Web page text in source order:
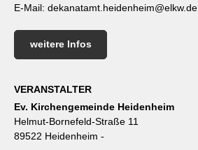
E-Mail: dekanatamt.heidenheim@elkw.de
VERANSTALTER
Ev. Kirchengemeinde Heidenheim
Helmut-Bornefeld-Straße 11
89522 Heidenheim -
weitere Infos